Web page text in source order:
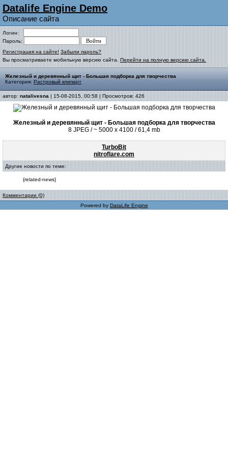
Datalife Engine Demo
Описание сайта
Логин:
Пароль:
Регистрация на сайте! Забыли пароль?
Вы просматриваете мобильную версию сайта. Перейти на полную версию сайта.
Железный и деревянный щит - Большая подборка для творчества
Категория: Растровый клипарт
автор: natalivesna | 15-08-2015, 00:58 | Просмотров: 426
Железный и деревянный щит - Большая подборка для творчества
8 JPEG / ~ 5000 x 4100 / 61,4 mb
TurboBit
nitroflare.com
Другие новости по теме:
{related-news}
Комментарии (0)
Powered by DataLife Engine